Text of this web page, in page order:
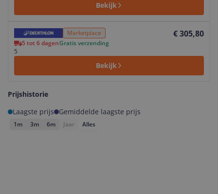
Bekijk
Marketplace € 305,80
5 tot 6 dagenGratis verzending
5
Bekijk
Bekijk product
Prijshistorie
Laagste prijs
Gemiddelde laagste prijs
1m 3m 6m Jaar Alles